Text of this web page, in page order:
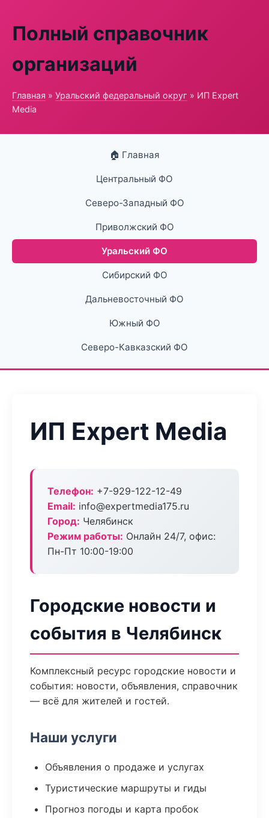
Полный справочник
организаций
Главная » Уральский федеральный округ » ИП Expert
Media
🏠 Главная
Центральный ФО
Северо-Западный ФО
Приволжский ФО
Уральский ФО
Сибирский ФО
Дальневосточный ФО
Южный ФО
Северо-Кавказский ФО
ИП Expert Media
Телефон: +7-929-122-12-49
Email: info@expertmedia175.ru
Город: Челябинск
Режим работы: Онлайн 24/7, офис:
Пн-Пт 10:00-19:00
Городские новости и
события в Челябинск
Комплексный ресурс городские новости и
события: новости, объявления, справочник
— всё для жителей и гостей.
Наши услуги
Объявления о продаже и услугах
Туристические маршруты и гиды
Прогноз погоды и карта пробок